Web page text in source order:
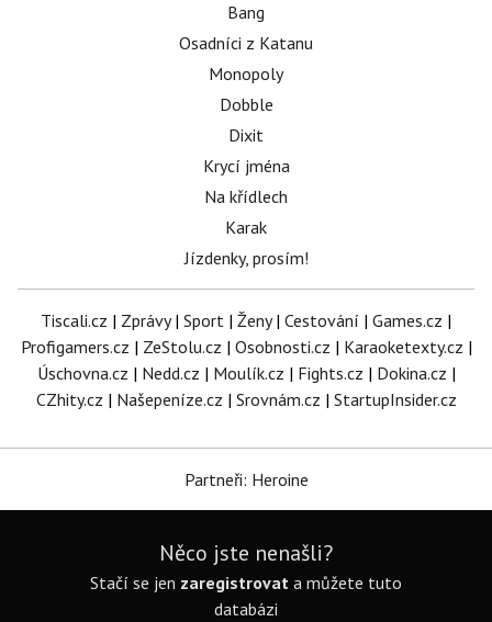
Bang
Osadníci z Katanu
Monopoly
Dobble
Dixit
Krycí jména
Na křídlech
Karak
Jízdenky, prosím!
Tiscali.cz | Zprávy| Sport | Ženy| Cestování | Games.cz |
Profigamers.cz | ZeStolu.cz | Osobnosti.cz | Karaoketexty.cz |
Úschovna.cz | Nedd.cz | Moulík.cz | Fights.cz | Dokina.cz |
CZhity.cz | Našepeníze.cz | Srovnám.cz | StartupInsider.cz
Partneři: Heroine
Něco jste nenašli?
Stačí se jen zaregistrovat a můžete tuto
databázi